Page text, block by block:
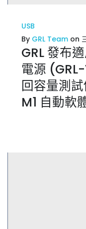
USB
By GRL Team on
GRL 發布
電源
回容量測
M1 自動軟